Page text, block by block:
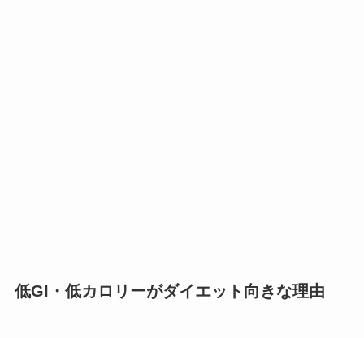
低GI・低カロリーがダイエット向きな理由